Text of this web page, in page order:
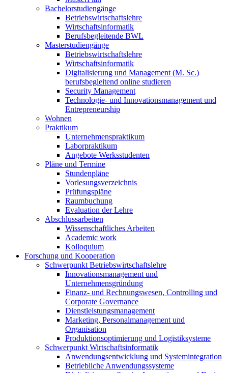
Bachelorstudiengänge
Betriebswirtschaftslehre
Wirtschaftsinformatik
Berufsbegleitende BWL
Masterstudiengänge
Betriebswirtschaftslehre
Wirtschaftsinformatik
Digitalisierung und Management (M. Sc.)
berufsbegleitend online studieren
Security Management
Technologie- und Innovationsmanagement und
Entrepreneurship
Wohnen
Praktikum
Unternehmenspraktikum
Laborpraktikum
Angebote Werksstudenten
Pläne und Termine
Stundenpläne
Vorlesungsverzeichnis
Prüfungspläne
Raumbuchung
Evaluation der Lehre
Abschlussarbeiten
Wissenschaftliches Arbeiten
Academic work
Kolloquium
Forschung und Kooperation
Schwerpunkt Betriebswirtschaftslehre
Innovationsmanagement und
Unternehmensgründung
Finanz- und Rechnungswesen, Controlling und
Corporate Governance
Dienstleistungsmanagement
Marketing, Personalmanagement und
Organisation
Produktionsoptimierung und Logistiksysteme
Schwerpunkt Wirtschaftsinformatik
Anwendungsentwicklung und Systemintegration
Betriebliche Anwendungssysteme